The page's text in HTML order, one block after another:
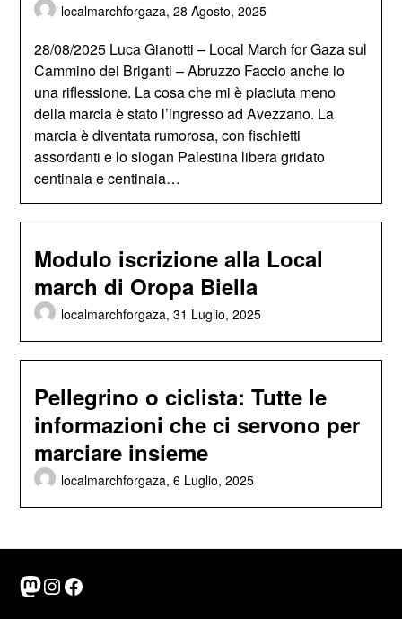
localmarchforgaza,28 Agosto, 2025
28/08/2025 Luca Gianotti – Local March for Gaza sul
Cammino dei Briganti – Abruzzo Faccio anche io
una riflessione. La cosa che mi è piaciuta meno
della marcia è stato l’ingresso ad Avezzano. La
marcia è diventata rumorosa, con fischietti
assordanti e lo slogan Palestina libera gridato
centinaia e centinaia…
Modulo iscrizione alla Local
march di Oropa Biella
localmarchforgaza,31 Luglio, 2025
Pellegrino o ciclista: Tutte le
informazioni che ci servono per
marciare insieme
localmarchforgaza,6 Luglio, 2025
Mastodon
Instagram
Facebook